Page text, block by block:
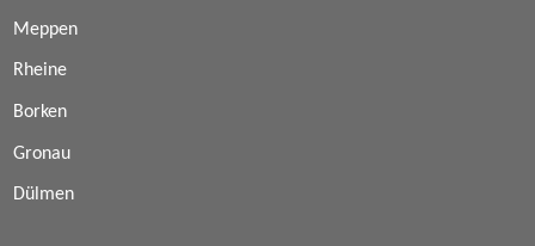
Meppen
Rheine
Borken
Gronau
Dülmen